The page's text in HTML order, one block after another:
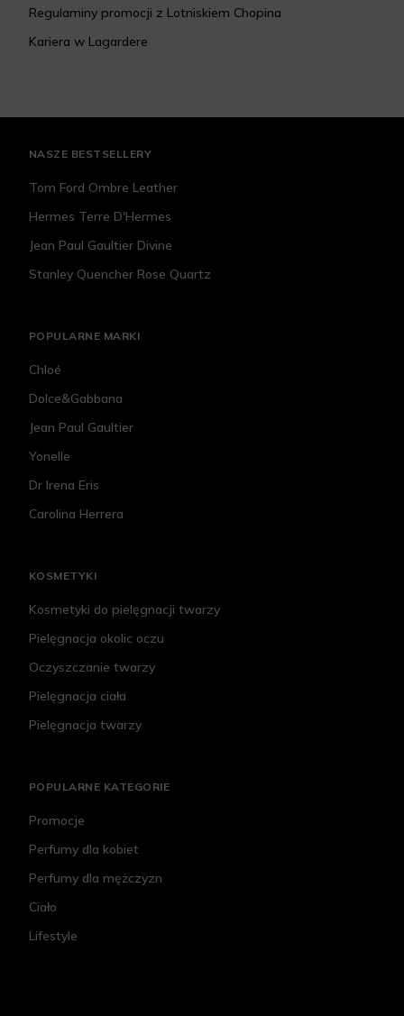
Regulaminy promocji z Lotniskiem Chopina
Kariera w Lagardere
NASZE BESTSELLERY
Tom Ford Ombre Leather
Hermes Terre D'Hermes
Jean Paul Gaultier Divine
Stanley Quencher Rose Quartz
POPULARNE MARKI
Chloé
Dolce&Gabbana
Jean Paul Gaultier
Yonelle
Dr Irena Eris
Carolina Herrera
KOSMETYKI
Kosmetyki do pielęgnacji twarzy
Pielęgnacja okolic oczu
Oczyszczanie twarzy
Pielęgnacja ciała
Pielęgnacja twarzy
POPULARNE KATEGORIE
Promocje
Perfumy dla kobiet
Perfumy dla mężczyzn
Ciało
Lifestyle